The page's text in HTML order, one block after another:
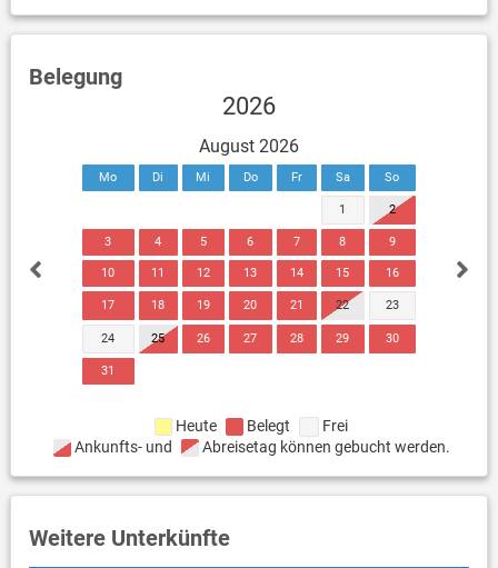
Belegung
2026
August 2026
Mo Di Mi Do Fr Sa So
1 2
3 4 5 6 7 8 9
10 11 12 13 14 15 16
17 18 19 20 21 22 23
24 25 26 27 28 29 30
31
Heute Belegt
Frei
Ankunfts- und
Abreisetag können gebucht werden.
Weitere Unterkünfte